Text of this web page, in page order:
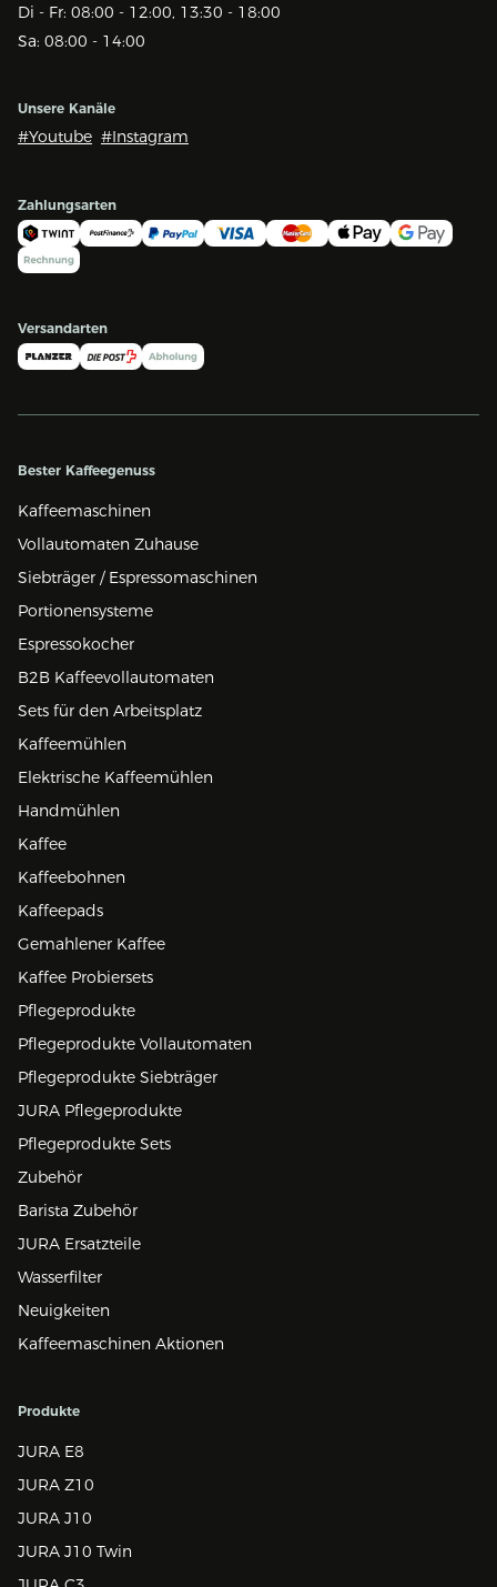
Di - Fr: 08:00 - 12:00, 13:30 - 18:00
Sa: 08:00 - 14:00
Unsere Kanäle
#Youtube #Instagram
Zahlungsarten
Versandarten
Bester Kaffeegenuss
Kaffeemaschinen
Vollautomaten Zuhause
Siebträger / Espressomaschinen
Portionensysteme
Espressokocher
B2B Kaffeevollautomaten
Sets für den Arbeitsplatz
Kaffeemühlen
Elektrische Kaffeemühlen
Handmühlen
Kaffee
Kaffeebohnen
Kaffeepads
Gemahlener Kaffee
Kaffee Probiersets
Pflegeprodukte
Pflegeprodukte Vollautomaten
Pflegeprodukte Siebträger
JURA Pflegeprodukte
Pflegeprodukte Sets
Zubehör
Barista Zubehör
JURA Ersatzteile
Wasserfilter
Neuigkeiten
Kaffeemaschinen Aktionen
Produkte
JURA E8
JURA Z10
JURA J10
JURA J10 Twin